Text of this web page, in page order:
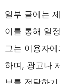
일부 글에는
이를 통해 일
그는 이용자
하며, 광고나